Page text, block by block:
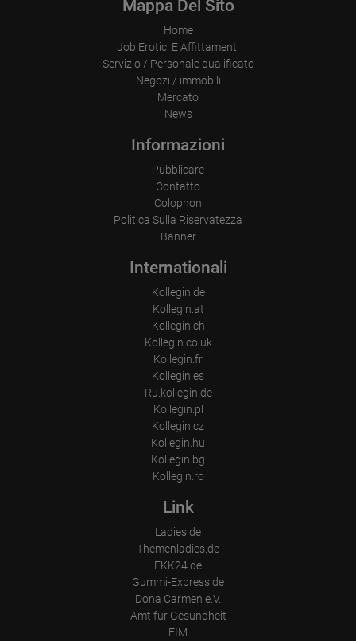
Browser and any add-ons used
Visitor source (Facebook, search engine, or referring website)
Which files were downloaded?
Which videos were watched?
Were any advertising banners clicked?
Where did the visitor go? Did he click on other pages of the
portal or did he leave it completely?
How long did the visitor stay?
Mappa Del Sito
Home
Job Erotici E Affittamenti
Servizio / Personale qualificato
Negozi / immobili
Mercato
News
Informazioni
Pubblicare
Contatto
Colophon
Politica Sulla Riservatezza
Banner
Internationali
Kollegin.de
Kollegin.at
Kollegin.ch
Kollegin.co.uk
Kollegin.fr
Kollegin.es
Ru.kollegin.de
Kollegin.pl
Kollegin.cz
Kollegin.hu
Kollegin.bg
Kollegin.ro
Link
Ladies.de
Themenladies.de
FKK24.de
Gummi-Express.de
Dona Carmen e.V.
Amt für Gesundheit
FIM